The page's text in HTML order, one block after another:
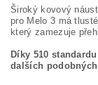
Široký kovový
pro Melo 3 má
který zamezuje
Díky 510
dalších